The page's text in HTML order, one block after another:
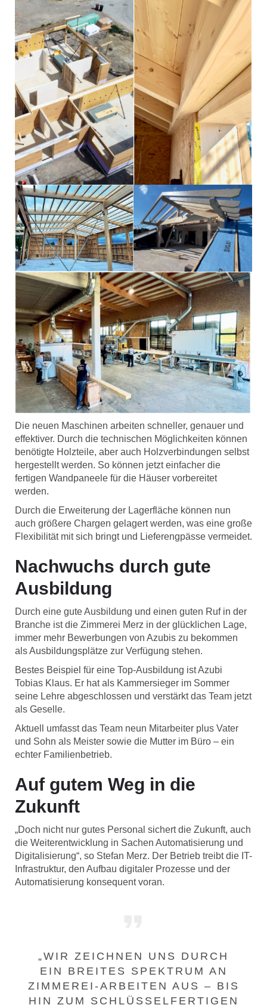
Die neuen Maschinen arbeiten schneller, genauer und
effektiver. Durch die technischen Möglichkeiten können
benötigte Holzteile, aber auch Holzverbindungen selbst
hergestellt werden. So können jetzt einfacher die
fertigen Wandpaneele für die Häuser vorbereitet
werden.
Durch die Erweiterung der Lagerfläche können nun
auch größere Chargen gelagert werden, was eine große
Flexibilität mit sich bringt und Lieferengpässe vermeidet.
Nachwuchs durch gute
Ausbildung
Durch eine gute Ausbildung und einen guten Ruf in der
Branche ist die Zimmerei Merz in der glücklichen Lage,
immer mehr Bewerbungen von Azubis zu bekommen
als Ausbildungsplätze zur Verfügung stehen.
Bestes Beispiel für eine Top-Ausbildung ist Azubi
Tobias Klaus. Er hat als Kammersieger im Sommer
seine Lehre abgeschlossen und verstärkt das Team jetzt
als Geselle.
Aktuell umfasst das Team neun Mitarbeiter plus Vater
und Sohn als Meister sowie die Mutter im Büro – ein
echter Familienbetrieb.
Auf gutem Weg in die
Zukunft
„Doch nicht nur gutes Personal sichert die Zukunft, auch
die Weiterentwicklung in Sachen Automatisierung und
Digitalisierung“, so Stefan Merz. Der Betrieb treibt die IT-
Infrastruktur, den Aufbau digitaler Prozesse und der
Automatisierung konsequent voran.
„WIR ZEICHNEN UNS DURCH
EIN BREITES SPEKTRUM AN
ZIMMEREI-ARBEITEN AUS – BIS
HIN ZUM SCHLÜSSELFERTIGEN